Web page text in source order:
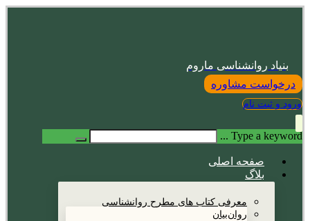
بنیاد روانشناسی ماروم
درخواست مشاوره
ورود و ثبت نام
Type a keyword ...
صفحه اصلی
بلاگ
معرفی کتاب های مطرح روانشناسی
روان‌بیان